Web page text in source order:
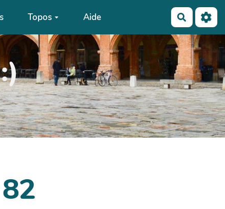
Topos Aide